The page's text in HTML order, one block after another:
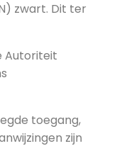
zwart. Dit ter
Autoriteit
toegang,
zijn